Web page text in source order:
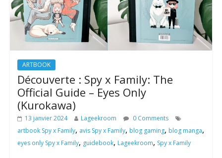
ARTBOOK
Découverte : Spy x Family: The
Official Guide – Eyes Only
(Kurokawa)
13 janvier 2024 Lageekroom
0 Comments
artbook Spy x Family, avis Spy x Family, blog gaming, blog manga,
eyes only Spy x Family, guidebook, Lageekroom, Spy x Family